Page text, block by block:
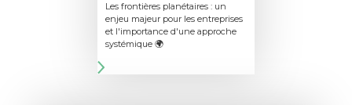
Les frontières planétaires : un
enjeu majeur pour les entreprises
et l'importance d'une approche
systémique 🌍